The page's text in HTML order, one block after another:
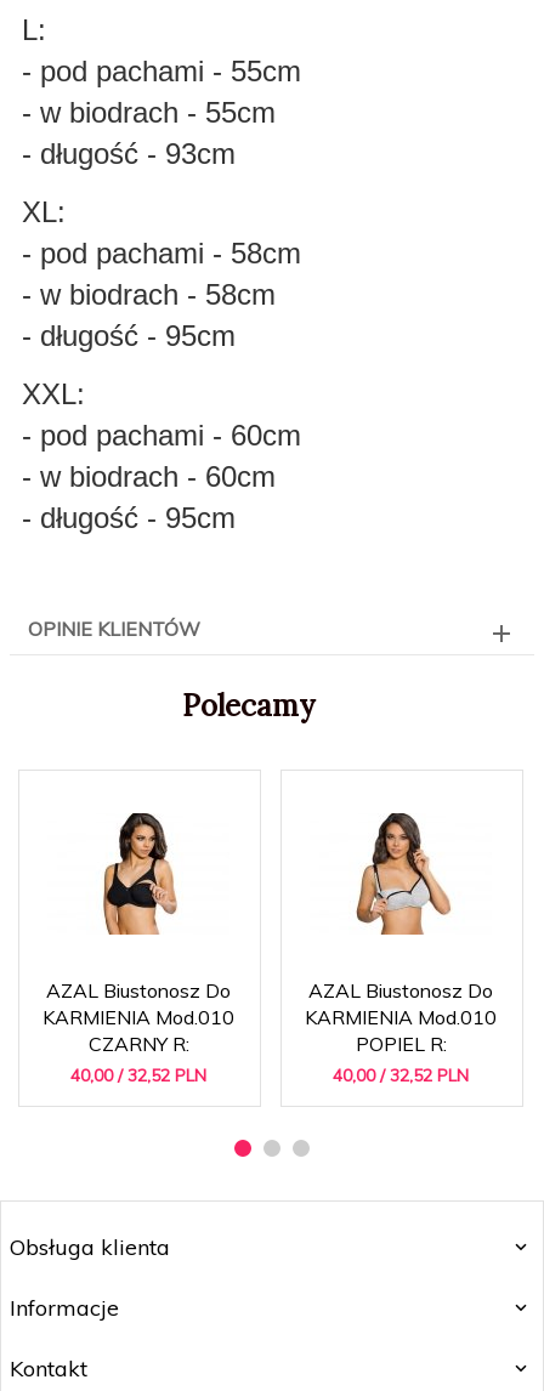
L:
- pod pachami - 55cm
- w biodrach - 55cm
- długość - 93cm
XL:
- pod pachami - 58cm
- w biodrach - 58cm
- długość - 95cm
XXL:
- pod pachami - 60cm
- w biodrach - 60cm
- długość - 95cm
OPINIE KLIENTÓW
Polecamy
AZAL Biustonosz Do
KARMIENIA Mod.010
CZARNY R:
40,00 / 32,52 PLN
AZAL Biustonosz Do
KARMIENIA Mod.010
POPIEL R:
40,00 / 32,52 PLN
Obsługa klienta
Informacje
Kontakt